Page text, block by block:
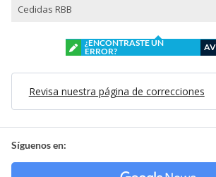
Cedidas RBB
¿ENCONTRASTE UN
ERROR?
Revisa nuestra página de correcciones
Síguenos en: